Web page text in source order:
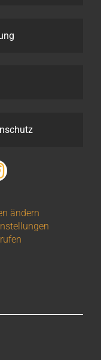
ändern